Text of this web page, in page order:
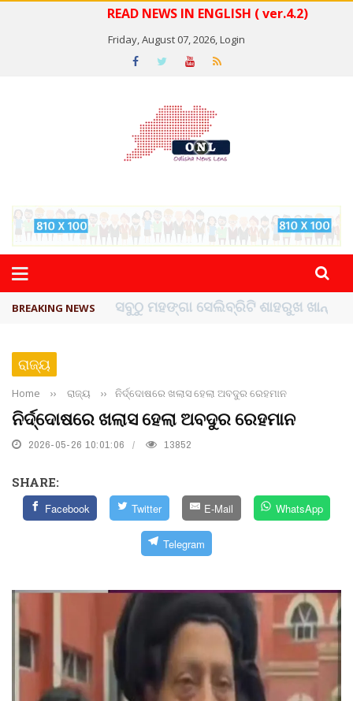
READ NEWS IN ENGLISH ( ver.4.2)
Friday, August 07, 2026,Login
BREAKING NEWS ବିଏସ୍‌ପିର ବିଧାୟକ ଉମା ଶଙ୍କର ସିଂହଙ୍କ ...
ରାଜ୍ୟ
Home ›› ରାଜ୍ୟ ›› ନିର୍ଦ୍ଦୋଷରେ ଖଲାସ ହେଲା ଅବଦୁର ରେହମାନ
ନିର୍ଦ୍ଦୋଷରେ ଖଲାସ ହେଲା ଅବଦୁର ରେହମାନ
2026-05-26 10:01:06 13852
SHARE:
Facebook Twitter E-Mail WhatsApp
Telegram